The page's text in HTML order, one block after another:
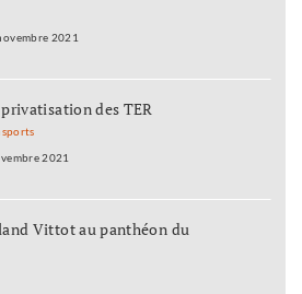
2021
des TER
2021
Vittot au panthéon du